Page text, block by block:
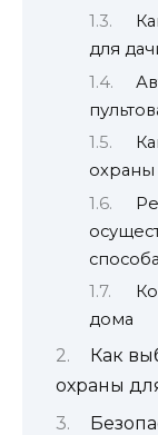
для
охраны
дома
Как
охраны